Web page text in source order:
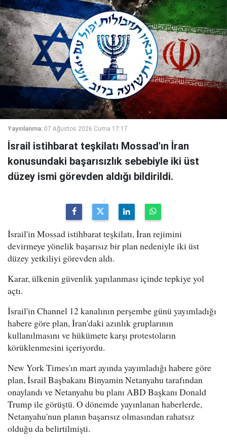
Yayınlanma: 07 Ağustos 2026 Cuma 17:17
İsrail istihbarat teşkilatı Mossad'ın İran
konusundaki başarısızlık sebebiyle iki üst
düzey ismi görevden aldığı bildirildi.
İsrail'in Mossad istihbarat teşkilatı, İran rejimini
devirmeye yönelik başarısız bir plan nedeniyle iki üst
düzey yetkiliyi görevden aldı.
Karar, ülkenin güvenlik yapılanması içinde tepkiye yol
açtı.
İsrail'in Channel 12 kanalının perşembe günü yayımladığı
habere göre plan, İran'daki azınlık gruplarının
kullanılmasını ve hükümete karşı protestoların
körüklenmesini içeriyordu.
New York Times'ın mart ayında yayımladığı habere göre
plan, İsrail Başbakanı Binyamin Netanyahu tarafından
onaylandı ve Netanyahu bu planı ABD Başkanı Donald
Trump ile görüştü. O dönemde yayınlanan haberlerde,
Netanyahu'nun planın başarısız olmasından rahatsız
olduğu da belirtilmişti.